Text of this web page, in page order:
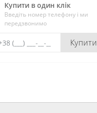
Купити в один клік
Введіть номер телефону і ми
передзвонимо
Купити